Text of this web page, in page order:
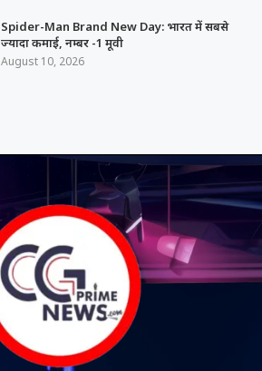
Spider-Man Brand New Day: भारत में सबसे
ज्यादा कमाई, नम्बर -1 मूवी
August 10, 2026